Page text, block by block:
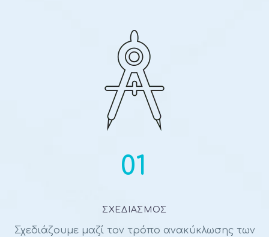
01
ΣΧΕΔΙΑΣΜΟΣ
Σχεδιάζουμε μαζί τον τρόπο ανακύκλωσης των